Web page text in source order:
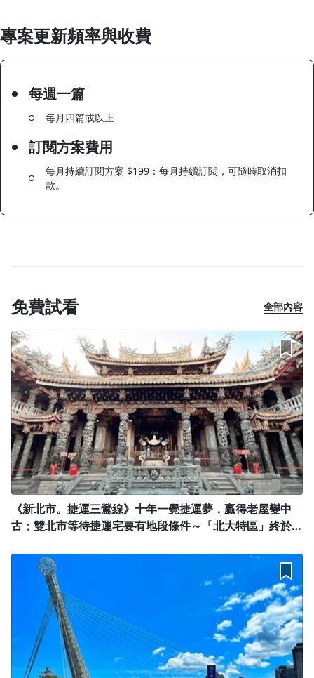
專案更新頻率與收費
每週一篇
每月四篇或以上
訂閱方案費用
每月持續訂閱方案 $199：每⽉持續訂閱，可隨時取消扣
款。
免費試看 全部內容
《新北市。捷運三鶯線》十年一覺捷運夢，贏得老屋變中
古；雙北市等待捷運宅要有地段條件～「北大特區」終於不